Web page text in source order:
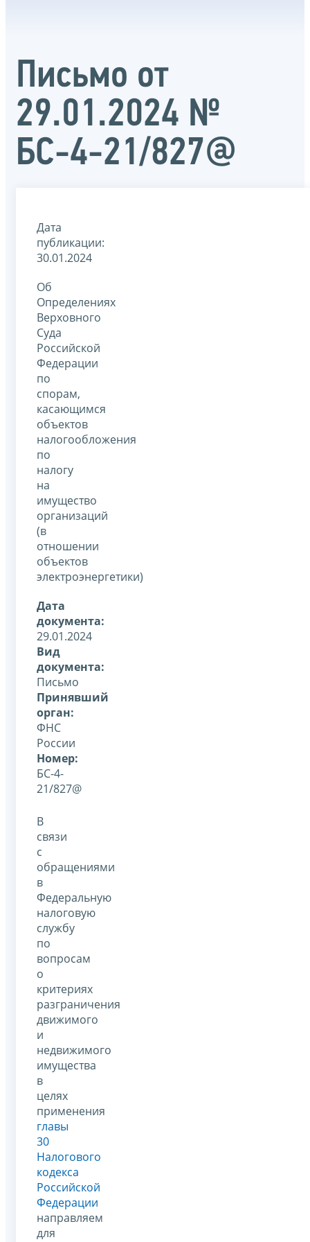
Письмо от
29.01.2024 №
БС-4-21/827@
Дата
публикации:
30.01.2024
Об
Определениях
Верховного
Суда
Российской
Федерации
по
спорам,
касающимся
объектов
налогообложения
по
налогу
на
имущество
организаций
(в
отношении
объектов
электроэнергетики)
Дата
документа:
29.01.2024
Вид
документа:
Письмо
Принявший
орган:
ФНС
России
Номер:
БС-4-
21/827@
В
связи
с
обращениями
в
Федеральную
налоговую
службу
по
вопросам
о
критериях
разграничения
движимого
и
недвижимого
имущества
в
целях
применения
главы
30
Налогового
кодекса
Российской
Федерации
направляем
для